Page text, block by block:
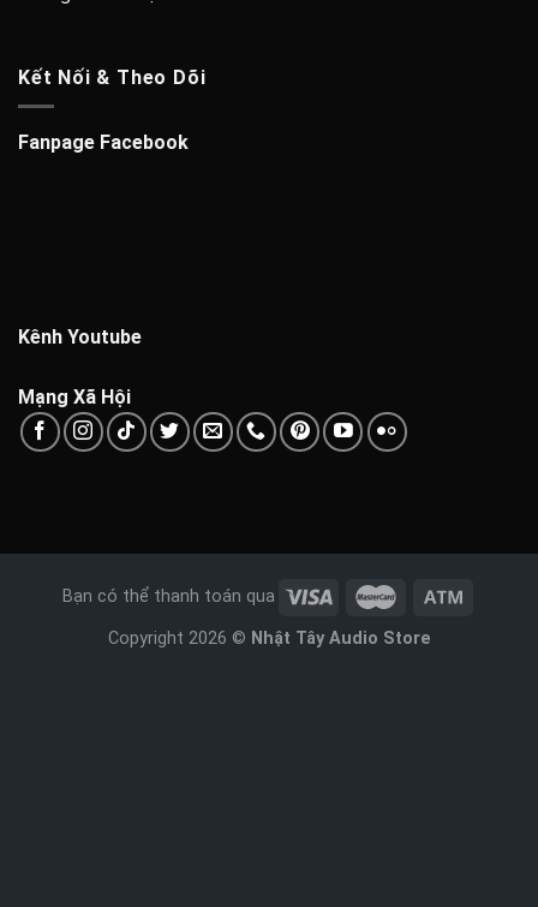
Kết Nối & Theo Dõi
Fanpage Facebook
Kênh Youtube
Mạng Xã Hội
Bạn có thể thanh toán qua
Copyright 2026 © Nhật Tây Audio Store